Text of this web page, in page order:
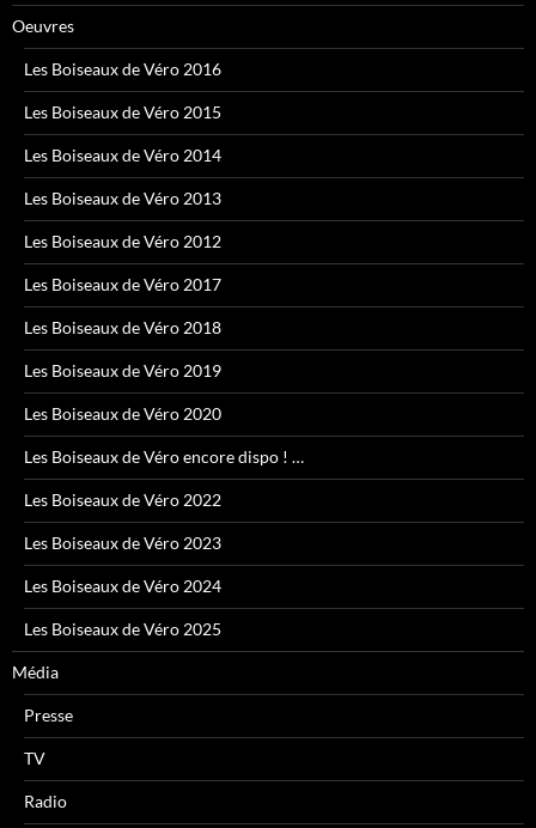
Oeuvres
Les Boiseaux de Véro 2016
Les Boiseaux de Véro 2015
Les Boiseaux de Véro 2014
Les Boiseaux de Véro 2013
Les Boiseaux de Véro 2012
Les Boiseaux de Véro 2017
Les Boiseaux de Véro 2018
Les Boiseaux de Véro 2019
Les Boiseaux de Véro 2020
Les Boiseaux de Véro encore dispo ! …
Les Boiseaux de Véro 2022
Les Boiseaux de Véro 2023
Les Boiseaux de Véro 2024
Les Boiseaux de Véro 2025
Média
Presse
TV
Radio